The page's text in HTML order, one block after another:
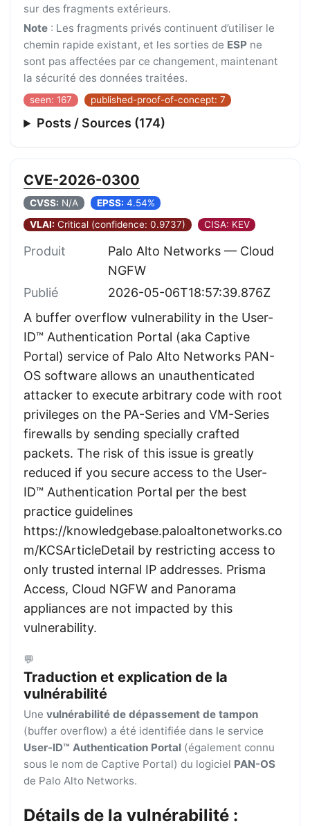
sur des fragments extérieurs.
Note : Les fragments privés continuent d’utiliser le
chemin rapide existant, et les sorties de ESP ne
sont pas affectées par ce changement, maintenant
la sécurité des données traitées.
seen: 167 published-proof-of-concept: 7
Posts / Sources (174)
CVE-2026-0300
CVSS: N/A EPSS: 4.54%
VLAI: Critical (confidence: 0.9737) CISA: KEV
Produit
Palo Alto Networks — Cloud
NGFW
Publié
2026-05-06T18:57:39.876Z
A buffer overflow vulnerability in the User-
ID™ Authentication Portal (aka Captive
Portal) service of Palo Alto Networks PAN-
OS software allows an unauthenticated
attacker to execute arbitrary code with root
privileges on the PA-Series and VM-Series
firewalls by sending specially crafted
packets. The risk of this issue is greatly
reduced if you secure access to the User-
ID™ Authentication Portal per the best
practice guidelines
https://knowledgebase.paloaltonetworks.co
m/KCSArticleDetail by restricting access to
only trusted internal IP addresses. Prisma
Access, Cloud NGFW and Panorama
appliances are not impacted by this
vulnerability.
💬
Traduction et explication de la
vulnérabilité
Unevulnérabilité de dépassement de tampon
(buffer overflow) a été identifiée dans le service
User-ID™ Authentication Portal (également connu
sous le nom de Captive Portal) du logiciel PAN-OS
de Palo Alto Networks.
Détails de la vulnérabilité :